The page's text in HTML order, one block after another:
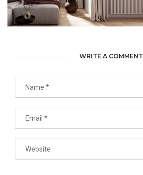
WRITE A COMMENT